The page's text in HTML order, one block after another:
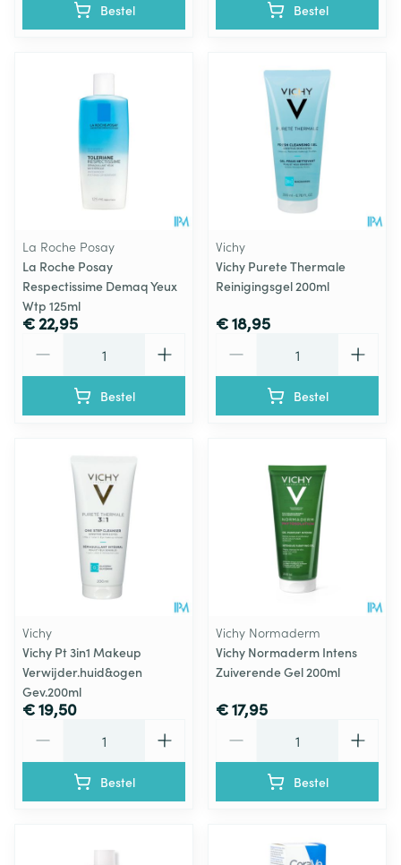
Bestel Bestel
La Roche Posay
La Roche Posay
Respectissime Demaq Yeux
Wtp 125ml
€ 22,95
Bestel
Vichy
Vichy Purete Thermale
Reinigingsgel 200ml
€ 18,95
Bestel
Vichy
Vichy Pt 3in1 Makeup
Verwijder.huid&ogen
Gev.200ml
€ 19,50
Bestel
Vichy Normaderm
Vichy Normaderm Intens
Zuiverende Gel 200ml
€ 17,95
Bestel